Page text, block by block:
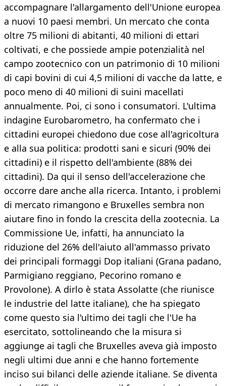
accompagnare l'allargamento dell'Unione europea
a nuovi 10 paesi membri. Un mercato che conta
oltre 75 milioni di abitanti, 40 milioni di ettari
coltivati, e che possiede ampie potenzialità nel
campo zootecnico con un patrimonio di 10 milioni
di capi bovini di cui 4,5 milioni di vacche da latte, e
poco meno di 40 milioni di suini macellati
annualmente. Poi, ci sono i consumatori. L'ultima
indagine Eurobarometro, ha confermato che i
cittadini europei chiedono due cose all'agricoltura
e alla sua politica: prodotti sani e sicuri (90% dei
cittadini) e il rispetto dell'ambiente (88% dei
cittadini). Da qui il senso dell'accelerazione che
occorre dare anche alla ricerca. Intanto, i problemi
di mercato rimangono e Bruxelles sembra non
aiutare fino in fondo la crescita della zootecnia. La
Commissione Ue, infatti, ha annunciato la
riduzione del 26% dell'aiuto all'ammasso privato
dei principali formaggi Dop italiani (Grana padano,
Parmigiano reggiano, Pecorino romano e
Provolone). A dirlo è stata Assolatte (che riunisce
le industrie del latte italiane), che ha spiegato
come questo sia l'ultimo dei tagli che l'Ue ha
esercitato, sottolineando che la misura si
aggiunge ai tagli che Bruxelles aveva già imposto
negli ultimi due anni e che hanno fortemente
inciso sui bilanci delle aziende italiane. Se diventa